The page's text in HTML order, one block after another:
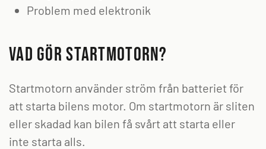
Problem med elektronik
Vad gör startmotorn?
Startmotorn använder ström från batteriet för
att starta bilens motor. Om startmotorn är sliten
eller skadad kan bilen få svårt att starta eller
inte starta alls.